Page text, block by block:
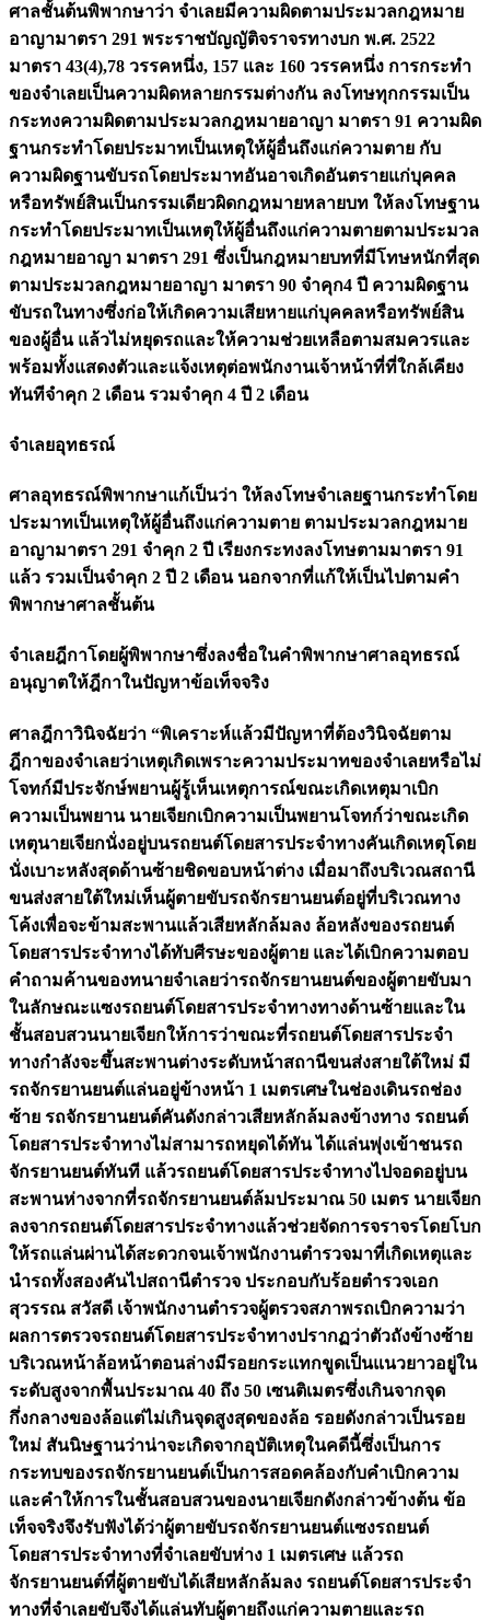
ศาลชั้นต้นพิพากษาว่า จำเลยมีความผิดตามประมวลกฎหมาย
อาญามาตรา 291 พระราชบัญญัติจราจรทางบก พ.ศ. 2522
มาตรา 43(4),78 วรรคหนึ่ง, 157 และ 160 วรรคหนึ่ง การกระทำ
ของจำเลยเป็นความผิดหลายกรรมต่างกัน ลงโทษทุกกรรมเป็น
กระทงความผิดตามประมวลกฎหมายอาญา มาตรา 91 ความผิด
ฐานกระทำโดยประมาทเป็นเหตุให้ผู้อื่นถึงแก่ความตาย กับ
ความผิดฐานขับรถโดยประมาทอันอาจเกิดอันตรายแก่บุคคล
หรือทรัพย์สินเป็นกรรมเดียวผิดกฎหมายหลายบท ให้ลงโทษฐาน
กระทำโดยประมาทเป็นเหตุให้ผู้อื่นถึงแก่ความตายตามประมวล
กฎหมายอาญา มาตรา 291 ซึ่งเป็นกฎหมายบทที่มีโทษหนักที่สุด
ตามประมวลกฎหมายอาญา มาตรา 90 จำคุก4 ปี ความผิดฐาน
ขับรถในทางซึ่งก่อให้เกิดความเสียหายแก่บุคคลหรือทรัพย์สิน
ของผู้อื่น แล้วไม่หยุดรถและให้ความช่วยเหลือตามสมควรและ
พร้อมทั้งแสดงตัวและแจ้งเหตุต่อพนักงานเจ้าหน้าที่ที่ใกล้เคียง
ทันทีจำคุก 2 เดือน รวมจำคุก 4 ปี 2 เดือน
จำเลยอุทธรณ์
ศาลอุทธรณ์พิพากษาแก้เป็นว่า ให้ลงโทษจำเลยฐานกระทำโดย
ประมาทเป็นเหตุให้ผู้อื่นถึงแก่ความตาย ตามประมวลกฎหมาย
อาญามาตรา 291 จำคุก 2 ปี เรียงกระทงลงโทษตามมาตรา 91
แล้ว รวมเป็นจำคุก 2 ปี 2 เดือน นอกจากที่แก้ให้เป็นไปตามคำ
พิพากษาศาลชั้นต้น
จำเลยฎีกาโดยผู้พิพากษาซึ่งลงชื่อในคำพิพากษาศาลอุทธรณ์
อนุญาตให้ฎีกาในปัญหาข้อเท็จจริง
ศาลฎีกาวินิจฉัยว่า “พิเคราะห์แล้วมีปัญหาที่ต้องวินิจฉัยตาม
ฎีกาของจำเลยว่าเหตุเกิดเพราะความประมาทของจำเลยหรือไม่
โจทก์มีประจักษ์พยานผู้รู้เห็นเหตุการณ์ขณะเกิดเหตุมาเบิก
ความเป็นพยาน นายเจียกเบิกความเป็นพยานโจทก์ว่าขณะเกิด
เหตุนายเจียกนั่งอยู่บนรถยนต์โดยสารประจำทางคันเกิดเหตุโดย
นั่งเบาะหลังสุดด้านซ้ายชิดขอบหน้าต่าง เมื่อมาถึงบริเวณสถานี
ขนส่งสายใต้ใหม่เห็นผู้ตายขับรถจักรยานยนต์อยู่ที่บริเวณทาง
โค้งเพื่อจะข้ามสะพานแล้วเสียหลักล้มลง ล้อหลังของรถยนต์
โดยสารประจำทางได้ทับศีรษะของผู้ตาย และได้เบิกความตอบ
คำถามค้านของทนายจำเลยว่ารถจักรยานยนต์ของผู้ตายขับมา
ในลักษณะแซงรถยนต์โดยสารประจำทางทางด้านซ้ายและใน
ชั้นสอบสวนนายเจียกให้การว่าขณะที่รถยนต์โดยสารประจำ
ทางกำลังจะขึ้นสะพานต่างระดับหน้าสถานีขนส่งสายใต้ใหม่ มี
รถจักรยานยนต์แล่นอยู่ข้างหน้า 1 เมตรเศษในช่องเดินรถช่อง
ซ้าย รถจักรยานยนต์คันดังกล่าวเสียหลักล้มลงข้างทาง รถยนต์
โดยสารประจำทางไม่สามารถหยุดได้ทัน ได้แล่นพุ่งเข้าชนรถ
จักรยานยนต์ทันที แล้วรถยนต์โดยสารประจำทางไปจอดอยู่บน
สะพานห่างจากที่รถจักรยานยนต์ล้มประมาณ 50 เมตร นายเจียก
ลงจากรถยนต์โดยสารประจำทางแล้วช่วยจัดการจราจรโดยโบก
ให้รถแล่นผ่านได้สะดวกจนเจ้าพนักงานตำรวจมาที่เกิดเหตุและ
นำรถทั้งสองคันไปสถานีตำรวจ ประกอบกับร้อยตำรวจเอก
สุวรรณ สวัสดี เจ้าพนักงานตำรวจผู้ตรวจสภาพรถเบิกความว่า
ผลการตรวจรถยนต์โดยสารประจำทางปรากฏว่าตัวถังข้างซ้าย
บริเวณหน้าล้อหน้าตอนล่างมีรอยกระแทกขูดเป็นแนวยาวอยู่ใน
ระดับสูงจากพื้นประมาณ 40 ถึง 50 เซนติเมตรซึ่งเกินจากจุด
กึ่งกลางของล้อแต่ไม่เกินจุดสูงสุดของล้อ รอยดังกล่าวเป็นรอย
ใหม่ สันนิษฐานว่าน่าจะเกิดจากอุบัติเหตุในคดีนี้ซึ่งเป็นการ
กระทบของรถจักรยานยนต์เป็นการสอดคล้องกับคำเบิกความ
และคำให้การในชั้นสอบสวนของนายเจียกดังกล่าวข้างต้น ข้อ
เท็จจริงจึงรับฟังได้ว่าผู้ตายขับรถจักรยานยนต์แซงรถยนต์
โดยสารประจำทางที่จำเลยขับห่าง 1 เมตรเศษ แล้วรถ
จักรยานยนต์ที่ผู้ตายขับได้เสียหลักล้มลง รถยนต์โดยสารประจำ
ทางที่จำเลยขับจึงได้แล่นทับผู้ตายถึงแก่ความตายและรถ